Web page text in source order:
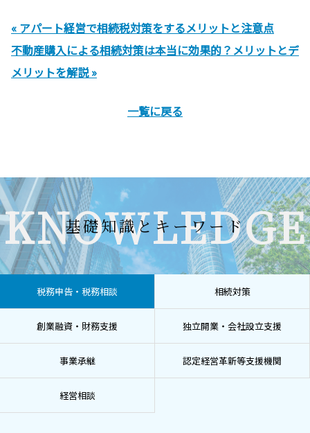
« アパート経営で相続税対策をするメリットと注意点
不動産購入による相続対策は本当に効果的？メリットとデ
メリットを解説 »
一覧に戻る
KNOWLEDGE
基礎知識とキーワード
税務申告・税務相談 相続対策
創業融資・財務支援 独立開業・会社設立支援
事業承継 認定経営革新等支援機関
経営相談